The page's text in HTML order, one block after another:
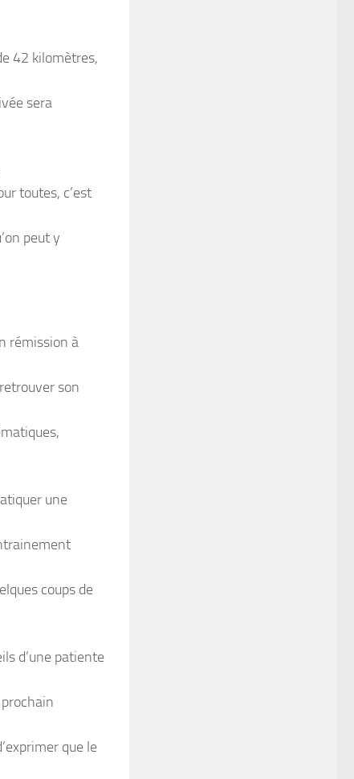
42 kilomètres,
sera
toutes, c’est
peut y
rémission à
son
une
coups de
d’une patiente
que le